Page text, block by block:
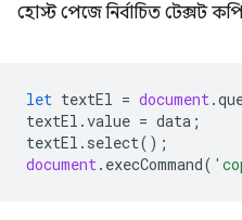
হোস্ট পেজে নির্বাচিত টেক্সট
let textEl = document.
textEl .value = data ;
textEl . select();
document. execCommand(